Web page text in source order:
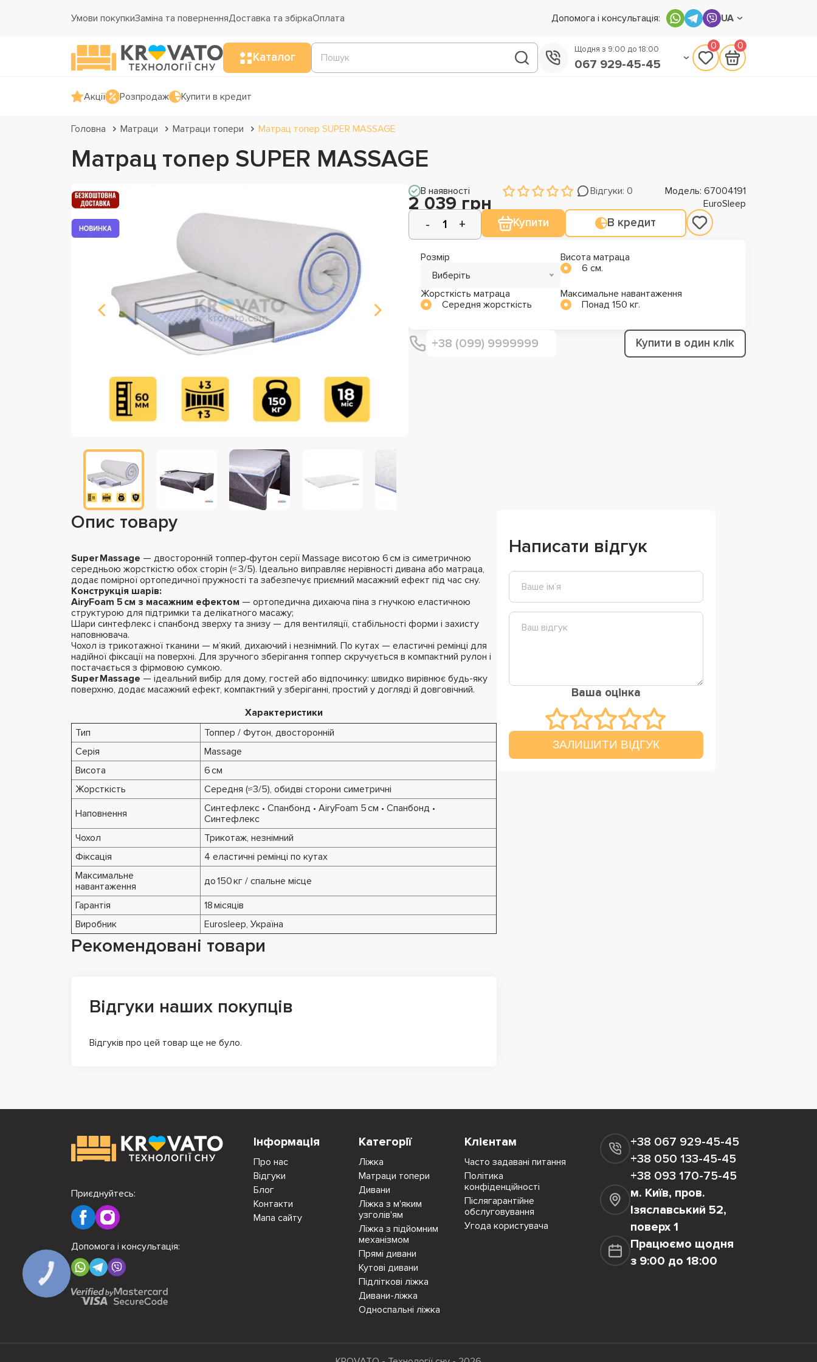
Умови покупкиЗаміна та поверненняДоставка та збіркаОплата Допомога і консультація: UA
Каталог
Щодня з 9:00 до 18:00
067 929-45-45
0 0
Акції Розпродаж Купити в кредит
Головна Матраци Матраци топери Матрац топер SUPER MASSAGE
Матрац топер SUPER MASSAGE
В наявності Відгуки: 0 Модель: 67004191
2 039 грн EuroSleep
Купити В кредит
Розмір
Виберіть
Висота матраца
6 см.
Жорсткість матраца
Середня жорсткість
Максимальне навантаження
Понад 150 кг.
Купити в один клік
Опис товару
Super Massage — двосторонній топпер‑футон серії Massage висотою 6 см із симетричною
середньою жорсткістю обох сторін (≈ 3/5). Ідеально виправляє нерівності дивана або матраца,
додає помірної ортопедичної пружності та забезпечує приємний масажний ефект під час сну.
Конструкція шарів:
AiryFoam 5 см з масажним ефектом — ортопедична дихаюча піна з гнучкою еластичною
структурою для підтримки та делікатного масажу;
Шари синтефлекс і спанбонд зверху та знизу — для вентиляції, стабільності форми і захисту
наповнювача.
Чохол із трикотажної тканини — м’який, дихаючий і незнімний. По кутах — еластичні ремінці для
надійної фіксації на поверхні. Для зручного зберігання топпер скручується в компактний рулон і
постачається з фірмовою сумкою.
Super Massage — ідеальний вибір для дому, гостей або відпочинку: швидко вирівнює будь-яку
поверхню, додає масажний ефект, компактний у зберіганні, простий у догляді й довговічний.
Характеристики
Тип
Топпер / Футон, двосторонній
Серія
Massage
Висота
6 см
Жорсткість
Середня (≈3/5), обидві сторони симетричні
Наповнення
Синтефлекс • Спанбонд • AiryFoam 5 см • Спанбонд •
Синтефлекс
Чохол
Трикотаж, незнімний
Фіксація
4 еластичні ремінці по кутах
Максимальне
навантаження
до 150 кг / спальне місце
Гарантія
18 місяців
Виробник
Eurosleep, Україна
Рекомендовані товари
Відгуки наших покупців
Відгуків про цей товар ще не було.
Написати відгук
Ваша оцінка
ЗАЛИШИТИ ВІДГУК
Інформація
Про нас
Відгуки
Блог
Контакти
Мапа сайту
Категорії
Ліжка
Матраци топери
Дивани
Ліжка з м'яким
узголів'ям
Ліжка з підйомним
механізмом
Прямі дивани
Кутові дивани
Підліткові ліжка
Дивани-ліжка
Односпальні ліжка
Клієнтам
Часто задавані питання
Політика
конфіденційності
Післягарантійне
обслуговування
Угода користувача
+38 067 929-45-45
+38 050 133-45-45
+38 093 170-75-45
м. Київ, пров.
Ізяславський 52,
поверх 1
Працюємо щодня
з 9:00 до 18:00
Приєднуйтесь:
Допомога і консультація:
КНОПКА
ЗВ'ЯЗКУ